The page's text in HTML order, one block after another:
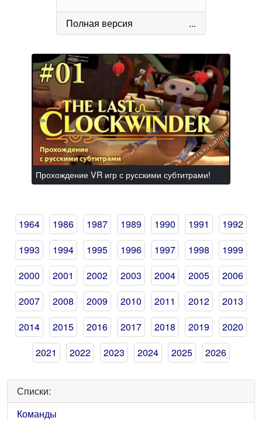
Полная версия ...
Прохождение VR игр с русскими субтитрами!
1964 1986 1987 1989 1990 1991
1992
1993
1994 1995 1996 1997 1998
1999
2000
2001 2002 2003 2004 2005
2006
2007
2008 2009 2010 2011 2012
2013
2014
2015 2016 2017 2018 2019
2020
2021
2022 2023 2024 2025 2026
Списки:
Команды